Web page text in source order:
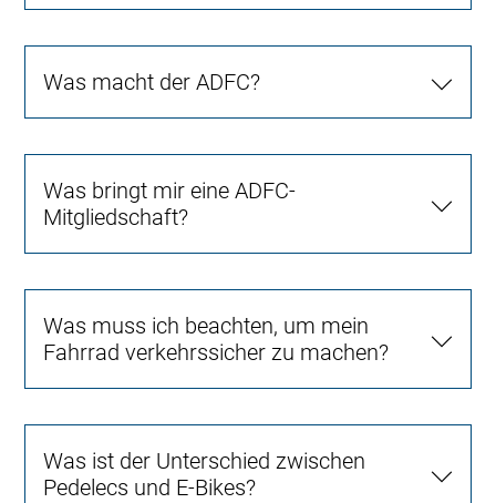
Was macht der ADFC?
Was bringt mir eine ADFC-
Mitgliedschaft?
Was muss ich beachten, um mein
Fahrrad verkehrssicher zu machen?
Was ist der Unterschied zwischen
Pedelecs und E-Bikes?